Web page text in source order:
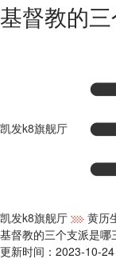
基督教的
凯发k8旗舰厅
凯发k8旗舰厅 黄历
基督教的三个支派是哪
更新时间：2023-10-